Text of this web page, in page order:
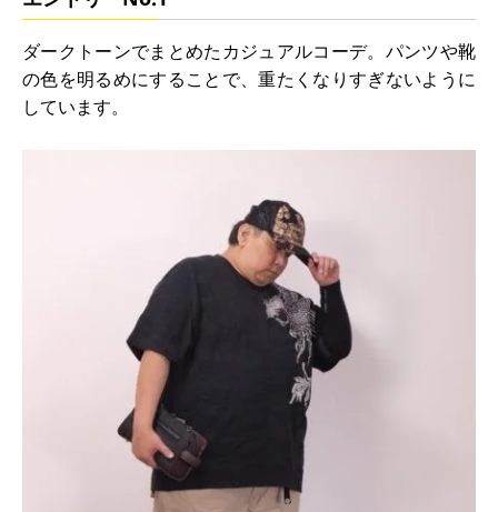
ダークトーンでまとめたカジュアルコーデ。パンツや靴
の色を明るめにすることで、重たくなりすぎないように
しています。